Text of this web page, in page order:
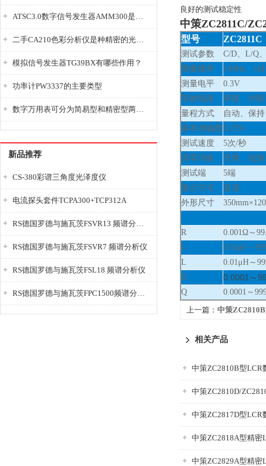
ATSC3.0数字信号发生器AMM300是能够产生各种数字信号的电子设备
二手CA210色彩分析仪是种精密的光学测量仪器
模拟信号发生器TG39BX有哪些作用？
功率计PW3337的主要类型
数字万用表可分为简易型和精密型两大类
新品推荐
CS-380彩谱三角度光泽度仪
电流探头套件TCPA300+TCP312A
RS德国罗德与施瓦茨FSVR13 频谱分析仪
RS德国罗德与施瓦茨FSVR7 频谱分析仪
RS德国罗德与施瓦茨FSL18 频谱分析仪
RS德国罗德与施瓦茨FPC1500频谱分析仪
良好的测试稳定性
中策ZC2811C/
型号 ZC2811C
测试参数
C/D、L/Q
测量频率
100Hz、
测量电平
0.3V
等效电路
串联、并联
量程方式
自动、保持
基本准确度0.25%
测试速度
5次/秒
清零功能
开路、短路
测试端
5端
显示方式
直读
外形尺寸
R
0.001Ω～
C
0.01pF～
L
0.01μH～
D
0.0001～
Q
0.0001～
上一篇： 中策
相关产品
中策ZC2810B型LCR
中策ZC2810D/
中策ZC2817D型LCR
中策ZC2818A型精密
中策ZC2829A型精密